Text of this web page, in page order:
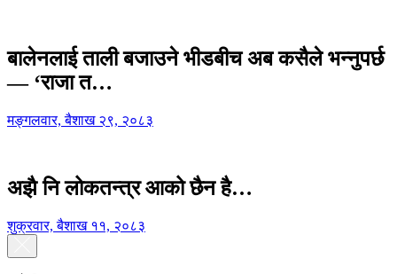
बालेनलाई ताली बजाउने भीडबीच अब कसैले भन्नुपर्छ
— ‘राजा त…
मङ्गलवार, बैशाख २९, २०८३
अझै नि लोकतन्त्र आको छैन है…
शुक्रवार, बैशाख ११, २०८३